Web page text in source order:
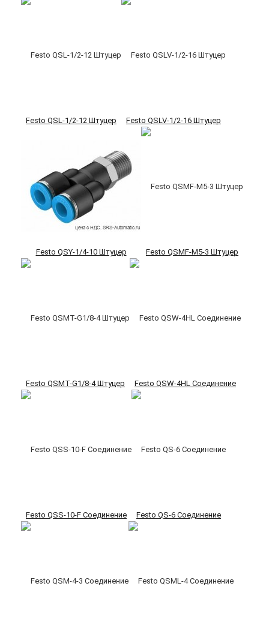
Festo QSL-1/2-12 Штуцер Festo QSLV-1/2-16 Штуцер
Festo QSY-1/4-10 Штуцер Festo QSMF-M5-3 Штуцер
Festo QSMT-G1/8-4 Штуцер Festo QSW-4HL Соединение
Festo QSS-10-F Соединение Festo QS-6 Соединение